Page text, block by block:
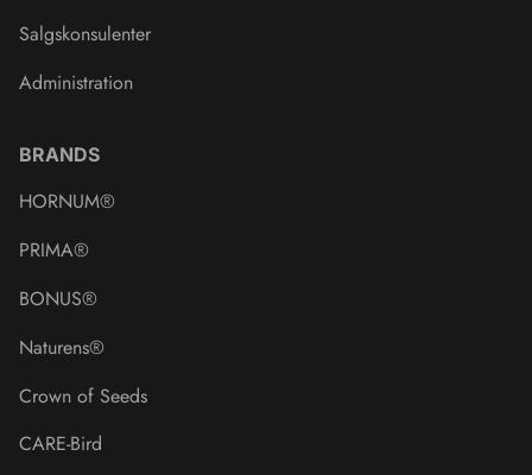
Salgskonsulenter
Administration
BRANDS
HORNUM®
PRIMA®
BONUS®
Naturens®
Crown of Seeds
CARE-Bird